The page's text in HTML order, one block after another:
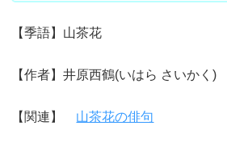
【季語】山茶花
【作者】井原西鶴(いはら さいかく)
【関連】 山茶花の俳句